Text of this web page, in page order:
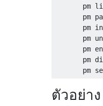
pm
pm
pm
pm
pm
pm
ตัวอย่าง